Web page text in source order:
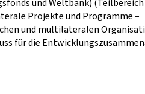
und Weltbank) (Teilbereich
Projekte und Programme –
und multilateralen
für die